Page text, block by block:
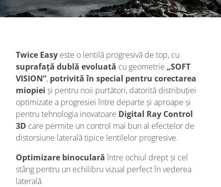
Twice Easy este o lentilă progresivă de top, cu
suprafață dublă evoluată cu geometrie „SOFT
VISION”, potrivită în special pentru corectarea
miopiei și pentru noii purtători, datorită distribuției
optimizate a progresiei între departe și aproape și
pentru tehnologia inovatoare Digital Ray Control
3D care permite un control mai bun al efectelor de
distorsiune laterală tipice lentilelor progresive.
Optimizare binocularăîntre ochiul drept și cel
stâng pentru un echilibru vizual perfect în vederea
laterală.